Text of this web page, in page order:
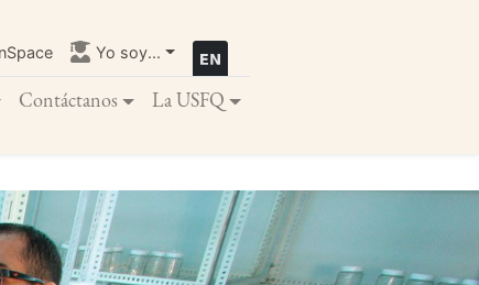
Yo soy...
Contáctanos La USFQ